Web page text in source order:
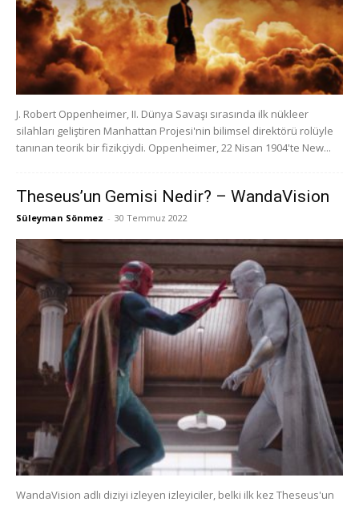
J. Robert Oppenheimer, II. Dünya Savaşı sırasında ilk nükleer
silahları geliştiren Manhattan Projesi'nin bilimsel direktörü rolüyle
tanınan teorik bir fizikçiydi. Oppenheimer, 22 Nisan 1904'te New...
Theseus’un Gemisi Nedir? – WandaVision
Süleyman Sönmez - 30 Temmuz 2022
WandaVision adlı diziyi izleyen izleyiciler, belki ilk kez Theseus'un